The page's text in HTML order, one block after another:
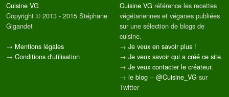
Cuisine VG
Copyright © 2013 - 2015 Stéphane
Gigandet
→ Mentions légales
→ Conditions d'utilisation
Cuisine VG référence les recettes
végétariennes et véganes publiées
sur une sélection de blogs de
cuisine.
→ Je veux en savoir plus !
→ Je veux savoir qui a créé ce site.
→ Je veux contacter le créateur.
→ le blog -- @Cuisine_VG sur
Twitter